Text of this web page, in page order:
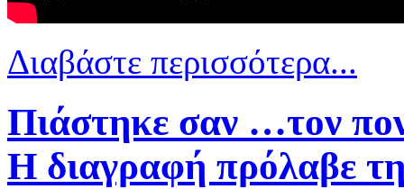
Διαβάστε περισσότερα...
Πιάστηκε σαν …τον
Η διαγραφή πρόλαβε